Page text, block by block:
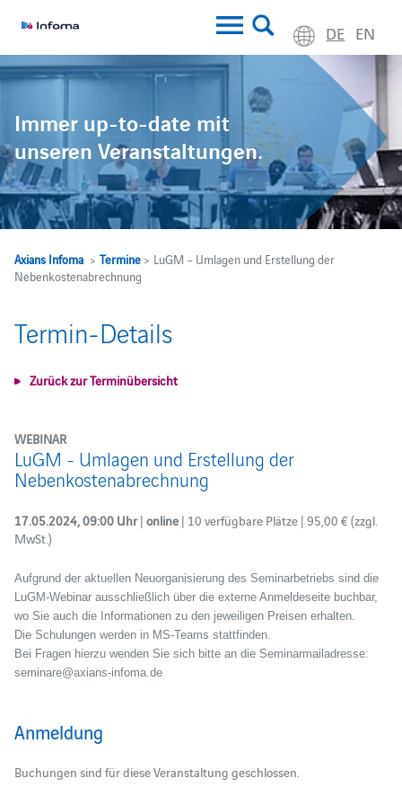
DE EN
Immer up-to-date mit
unseren Veranstaltungen.
Axians Infoma> Termine> LuGM – Umlagen und Erstellung der
Nebenkostenabrechnung
Termin-Details
Zurück zur Terminübersicht
WEBINAR
LuGM - Umlagen und Erstellung der
Nebenkostenabrechnung
17.05.2024, 09:00 Uhr| online | 10 verfügbare Plätze | 95,00 € (zzgl.
MwSt.)
Aufgrund der aktuellen Neuorganisierung des Seminarbetriebs sind die
LuGM-Webinar ausschließlich über die externe Anmeldeseite buchbar,
wo Sie auch die Informationen zu den jeweiligen Preisen erhalten.
Die Schulungen werden in MS-Teams stattfinden.
Bei Fragen hierzu wenden Sie sich bitte an die Seminarmailadresse:
seminare@axians-infoma.de
Anmeldung
Buchungen sind für diese Veranstaltung geschlossen.